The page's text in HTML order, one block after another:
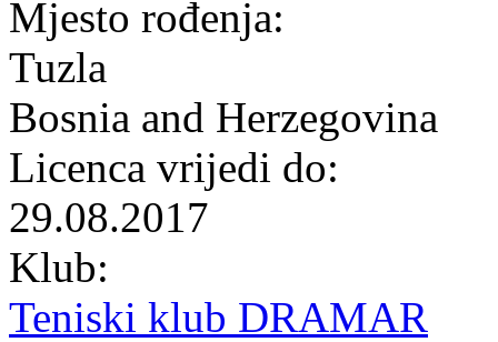
Mjesto rođenja:
Tuzla
Bosnia and Herzegovina
Licenca vrijedi do:
29.08.2017
Klub:
Teniski klub DRAMAR